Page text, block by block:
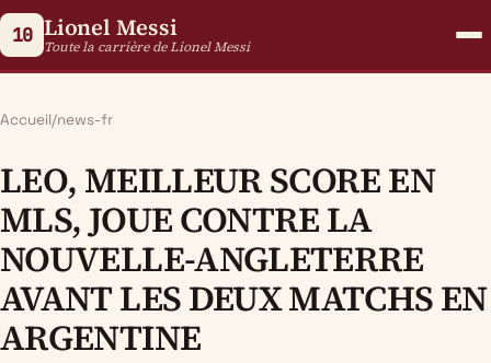
10 Lionel Messi
Toute la carrière de Lionel Messi
Accueil/news-fr
LEO, MEILLEUR SCORE EN
MLS, JOUE CONTRE LA
NOUVELLE-ANGLETERRE
AVANT LES DEUX MATCHS EN
ARGENTINE